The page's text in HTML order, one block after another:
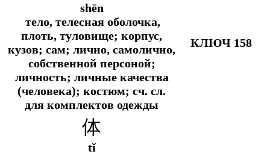
shēn
тело, телесная оболочка,
плоть, туловище; корпус,
кузов; сам; лично, самолично,
собственной персоной;
личность; личные качества
(человека); костюм; сч. сл.
для комплектов одежды
КЛЮЧ 158
体
tǐ